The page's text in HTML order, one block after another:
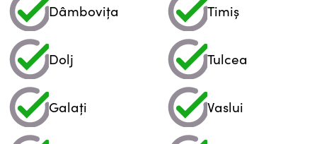
Dâmbovița
Dolj
Galați
Timiș
Tulcea
Vaslui